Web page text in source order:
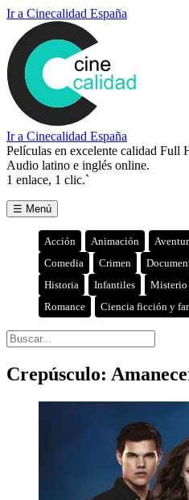
Ir a Cinecalidad España
Ir a Cinecalidad España
Películas en excelente calidad Full
Audio latino e inglés online.
1 enlace, 1 clic.`
☰ Menú
Acción Animación
Comedia
Crimen
Historia
Infantiles Misterio
Romance
Ciencia ficción y
Crepúsculo: